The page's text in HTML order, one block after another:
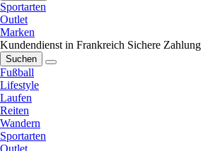
Sportarten
Outlet
Marken
Kundendienst in Frankreich Sichere Zahlung
Suchen
Fußball
Lifestyle
Laufen
Reiten
Wandern
Sportarten